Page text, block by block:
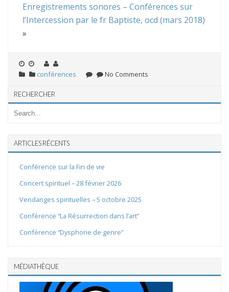
Enregistrements sonores – Conférences sur
l’Intercession par le fr Baptiste, ocd (mars 2018)
»
conférences No Comments
RECHERCHER
ARTICLES RÉCENTS
Conférence sur la Fin de vie
Concert spirituel – 28 février 2026
Vendanges spirituelles – 5 octobre 2025
Conférence “La Résurrection dans l’art”
Conférence “Dysphorie de genre”
MÉDIATHÈQUE